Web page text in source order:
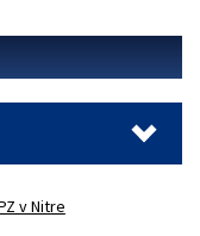
v Nitre